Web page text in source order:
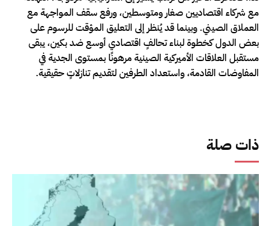
ذات صلة
مع شركاء اقتصاديين صغار ومتوسطين، ورفع سقف المواجهة مع
العملاق الصيني. وبينما قد يُنظر إلى التعليق المؤقت للرسوم على
بعض الدول كخطوة لبناء تحالفٍ اقتصادي أوسع ضد بكين، يبقى
مستقبل العلاقات الأميركية الصينية مرهونًا بمستوى الجدية في
المفاوضات القادمة، واستعداد الطرفين لتقديم تنازلاتٍ حقيقية.